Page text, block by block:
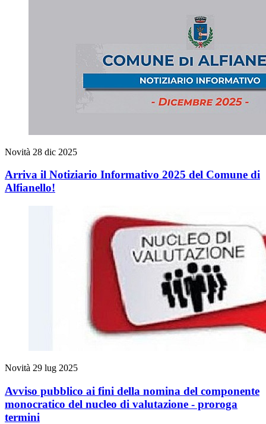
Novità 28 dic 2025
Arriva il Notiziario Informativo 2025 del Comune di
Alfianello!
Novità 29 lug 2025
Avviso pubblico ai fini della nomina del componente
monocratico del nucleo di valutazione - proroga
termini